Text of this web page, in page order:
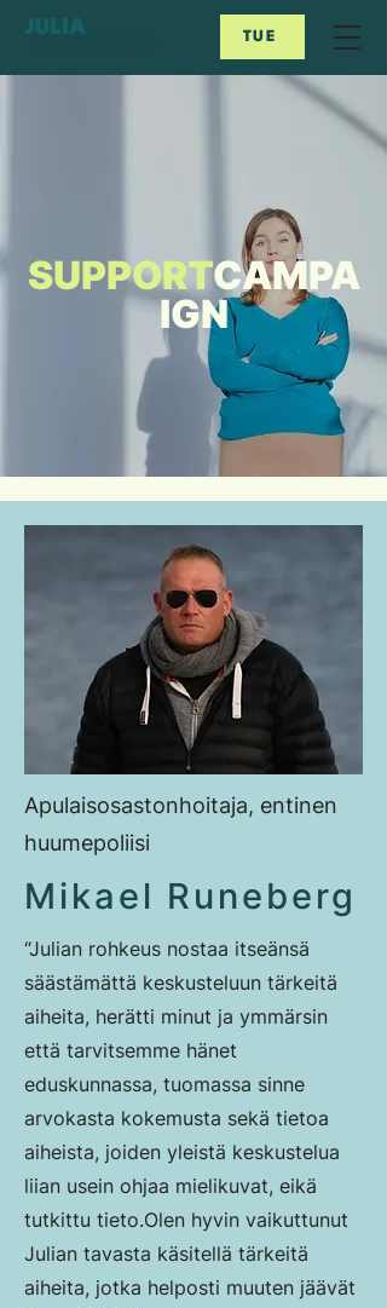
TUE
SUPPORTCAMPA
IGN
Apulaisosastonhoitaja, entinen
huumepoliisi
Mikael Runeberg
“Julian rohkeus nostaa itseänsä
säästämättä keskusteluun tärkeitä
aiheita, herätti minut ja ymmärsin
että tarvitsemme hänet
eduskunnassa, tuomassa sinne
arvokasta kokemusta sekä tietoa
aiheista, joiden yleistä keskustelua
liian usein ohjaa mielikuvat, eikä
tutkittu tieto.Olen hyvin vaikuttunut
Julian tavasta käsitellä tärkeitä
aiheita, jotka helposti muuten jäävät